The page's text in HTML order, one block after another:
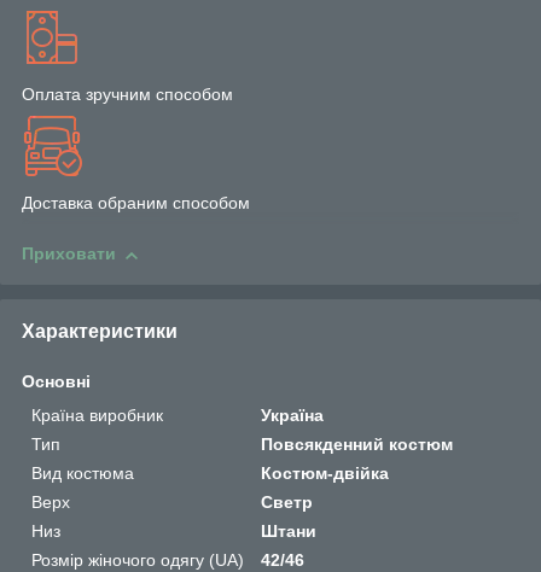
Оплата зручним способом
Доставка обраним способом
Приховати
Характеристики
Основні
Країна виробник
Україна
Тип
Повсякденний костюм
Вид костюма
Костюм-двійка
Верх
Светр
Низ
Штани
Розмір жіночого одягу (UA)
42/46